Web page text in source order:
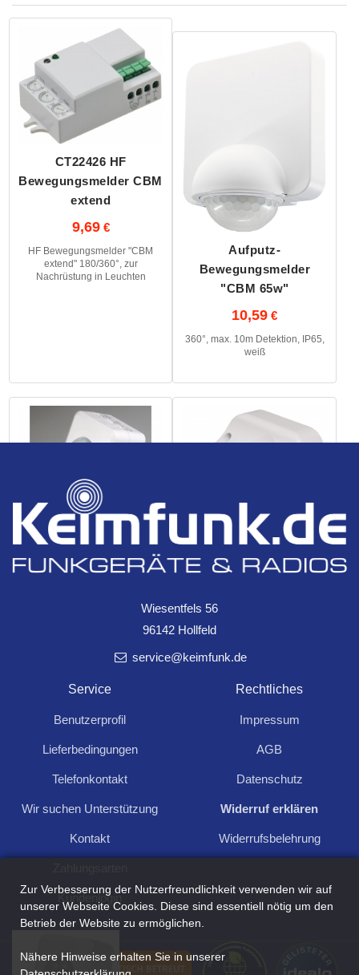
CT22426 HF
Bewegungsmelder CBM
extend
9,69
HF Bewegungsmelder "CBM
extend" 180/360°, zur
Nachrüstung in Leuchten
Aufputz-
Bewegungsmelder
"CBM 65w"
10,59
360°, max. 10m Detektion, IP65,
weiß
Zwischenstecker mit
"LX-119"
Für Anfragen und Rückfragen schreiben Sie
Kontakt aufnehmen
Zuletzt angesehen
Wiesentfels 56
96142 Hollfeld
service@keimfunk.de
Service
Benutzerprofil
Lieferbedingungen
Telefonkontakt
Wir suchen Unterstützung
Kontakt
Kundenlogin
Rechtliches
Impressum
AGB
Datenschutz
Widerruf erklären
Widerrufsbelehrung
Zur Verbesserung der Nutzerfreundlichkeit verwenden wir auf
unserer Webseite Cookies. Diese sind essentiell nötig um den
Betrieb der Website zu ermöglichen.
Nähere Hinweise erhalten Sie in unserer